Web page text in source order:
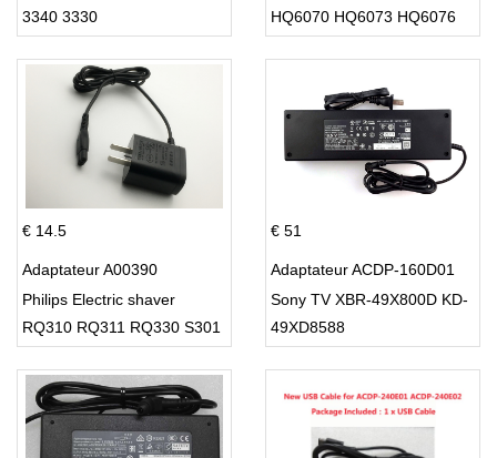
3340 3330
HQ6070 HQ6073 HQ6076
€ 14.5
Adaptateur A00390
Philips Electric shaver
RQ310 RQ311 RQ330 S301
€ 51
Adaptateur ACDP-160D01
Sony TV XBR-49X800D KD-
49XD8588